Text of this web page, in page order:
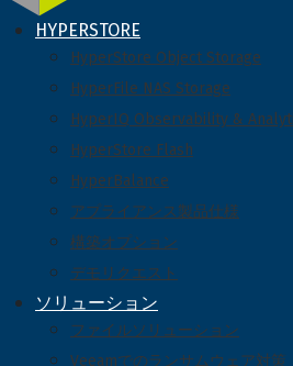
HYPERSTORE
HyperStore Object Storage
HyperFile NAS Storage
HyperIQ Observability &
HyperStore Flash
HyperBalance
アプライアンス製品仕様
構築オプション
デモリクエスト
ソリューション
ファイルソリューション
Veeamでのランサムウェア対策